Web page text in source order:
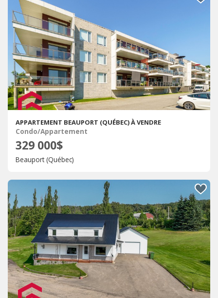
APPARTEMENT BEAUPORT (QUÉBEC) À VENDRE
Condo/Appartement
329 000$
Beauport (Québec)